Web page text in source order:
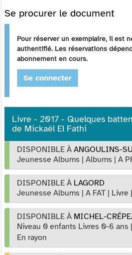
Se procurer le document
Pour réserver un exemplaire, il est
authentifié. Les réservations
abonnement en cours.
Se connecter
Livre - 2017 - Quelques
de Mickaël El Fathi
DISPONIBLE À ANGOULINS-
Jeunesse Albums | Albums | A
DISPONIBLE À LAGORD
Jeunesse Albums | A FAT | Livre |
DISPONIBLE À MICHEL-
Niveau 0 enfants Livres 0-6 ans |
En rayon